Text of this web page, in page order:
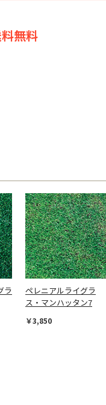
無料
ラ
ペレニアルライグラ
ス・マンハッタン7
￥3,850